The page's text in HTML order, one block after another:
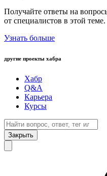
Получайте ответы на
от специалистов в этой теме.
Узнать больше
другие проекты хабра
Хабр
Q&A
Карьера
Курсы
Закрыть